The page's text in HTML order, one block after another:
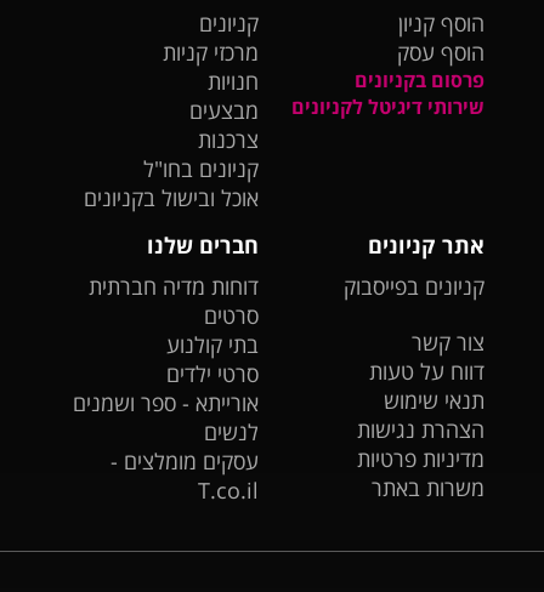
הוסף קניון
הוסף עסק
פרסום בקניונים
שירותי דיגיטל לקניונים
קניונים
מרכזי קניות
חנויות
מבצעים
צרכנות
קניונים בחו"ל
אוכל ובישול בקניונים
אתר קניונים
קניונים בפייסבוק
צור קשר
דווח על טעות
תנאי שימוש
הצהרת נגישות
מדיניות פרטיות
משרות באתר
חברים שלנו
דוחות מדיה חברתית
סרטים
בתי קולנוע
סרטי ילדים
אורייתא - ספר ושמנים
לנשים
עסקים מומלצים -
T.co.il